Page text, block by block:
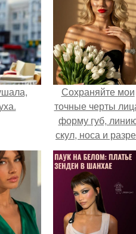
Сохраняйте мои
точные черты
форму губ,
скул, носа и
глаз.